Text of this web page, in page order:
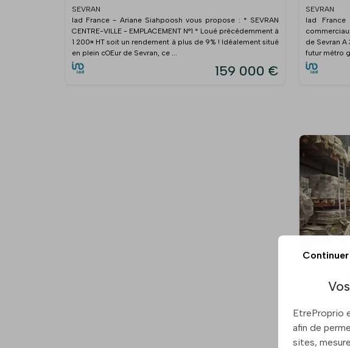
SEVRAN
Iad France - Ariane Siahpoosh vous propose : * SEVRAN
CENTRE-VILLE - EMPLACEMENT N°1 * Loué précédemment à
1 200¤ HT soit un rendement à plus de 9% ! Idéalement situé
en plein cOEur de Sevran, ce ...
159 000 €
SEVRAN
Iad
de Sevran
futur métro
sevran
SEVRAN
EtreProprio
afin de
sites,